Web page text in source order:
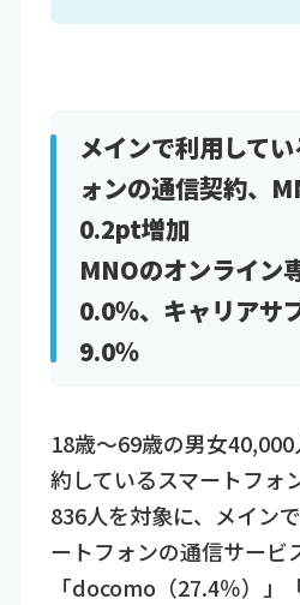
メインで利用して
ォンの通信契約、
0.2pt増加
MNOのオンライン
0.0％、キャリアサ
9.0％
18歳～69歳の男女
約しているスマートフォ
836人を対象に、メイン
ートフォンの通信サービ
「docomo（27.4％）」